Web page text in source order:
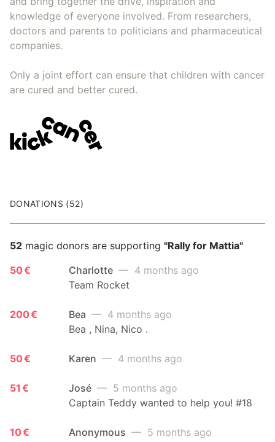
knowledge of everyone involved. From researchers,
doctors and parents to politicians and pharmaceutical
companies.
Only a joint effort can ensure that children with cancer
are cured and better cured.
DONATIONS (52)
52 magic donors are supporting "Rally for Mattia"
50 €
Charlotte — 4 months ago
Team Rocket
200 € Bea — 4 months ago
Bea , Nina, Nico .
50 € Karen — 4 months ago
51 € José — 5 months ago
Captain Teddy wanted to help you! #18
10 € Anonymous — 5 months ago